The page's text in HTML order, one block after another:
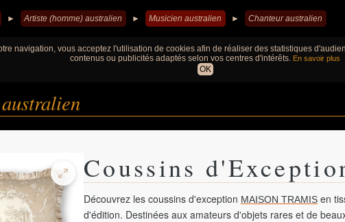
► Artiste (homme) australien ► Musicien australien ► Chanteur australien
navigation, vous acceptez l'utilisation de cookies afin de réaliser des statistiques
contenus ou publicités adaptés selon vos centres d'intérêts. En savoir plus
OK
Coussins
Découvrez les coussins d'exception MAISON TRAMIS en
d'édition. Destinées aux amateurs d'objets rares et de